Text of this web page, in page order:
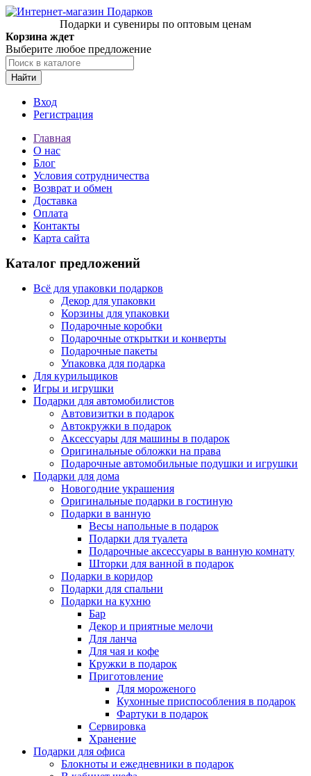
Подарки и сувениры по оптовым ценам
Корзина ждет
Выберите любое предложение
Найти
Вход
Регистрация
Главная
О нас
Блог
Условия сотрудничества
Возврат и обмен
Доставка
Оплата
Контакты
Карта сайта
Каталог предложений
Всё для упаковки подарков
Декор для упаковки
Корзины для упаковки
Подарочные коробки
Подарочные открытки и конверты
Подарочные пакеты
Упаковка для подарка
Для курильщиков
Игры и игрушки
Подарки для автомобилистов
Автовизитки в подарок
Автокружки в подарок
Аксессуары для машины в подарок
Оригинальные обложки на права
Подарочные автомобильные подушки и игрушки
Подарки для дома
Новогодние украшения
Оригинальные подарки в гостиную
Подарки в ванную
Весы напольные в подарок
Подарки для туалета
Подарочные аксессуары в ванную комнату
Шторки для ванной в подарок
Подарки в коридор
Подарки для спальни
Подарки на кухню
Бар
Декор и приятные мелочи
Для ланча
Для чая и кофе
Кружки в подарок
Приготовление
Для мороженого
Кухонные приспособления в подарок
Фартуки в подарок
Сервировка
Хранение
Подарки для офиса
Блокноты и ежедневники в подарок